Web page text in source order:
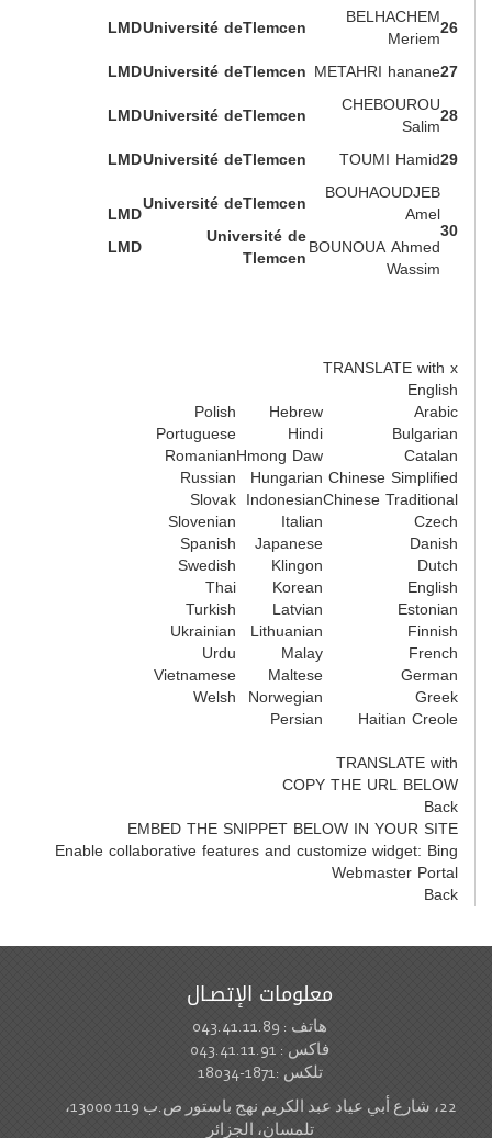
26
BELHACHEM
Meriem
Université deTlemcen
LMD
27
METAHRI hanane
Université deTlemcen
LMD
28
CHEBOUROU
Salim
Université deTlemcen
LMD
29
TOUMI Hamid
Université deTlemcen
LMD
30
BOUHAOUDJEB
Amel
BOUNOUA Ahmed
Wassim
Université deTlemcen
Université de
Tlemcen
LMD
LMD
TRANSLATE with x
English
Arabic
Hebrew
Polish
Bulgarian
Hindi
Portuguese
Catalan
Hmong Daw
Romanian
Chinese Simplified
Hungarian
Russian
Chinese Traditional
Indonesian
Slovak
Czech
Italian
Slovenian
Danish
Japanese
Spanish
Dutch
Klingon
Swedish
English
Korean
Thai
Estonian
Latvian
Turkish
Finnish
Lithuanian
Ukrainian
French
Malay
Urdu
German
Maltese
Vietnamese
Greek
Norwegian
Welsh
Haitian Creole
Persian
TRANSLATE with
COPY THE URL BELOW
Back
EMBED THE SNIPPET BELOW IN YOUR SITE
Enable collaborative features and customize widget: Bing
Webmaster Portal
Back
معلومات الإتصـال
هاتف : 043.41.11.89
فاكس : 043.41.11.91
تلكس :1871-18034
22، شارع أبي عياد عبد الكريم نهج باستور ص.ب 119 13000،
تلمسان، الجزائر